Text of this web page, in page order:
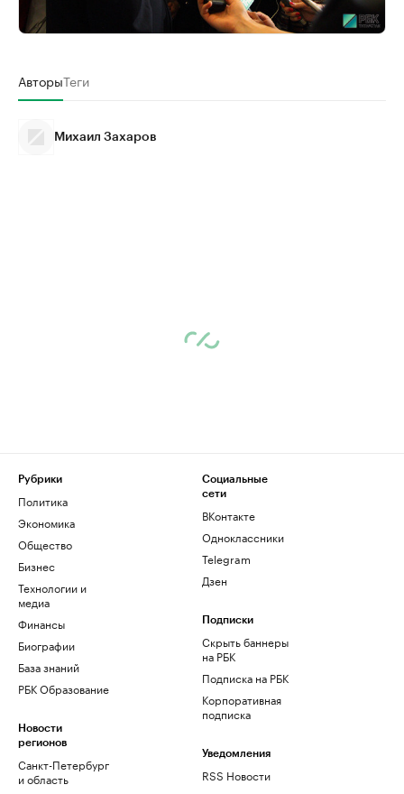
АвторыТеги
Михаил Захаров
Рубрики
Политика
Экономика
Общество
Бизнес
Технологии и
медиа
Финансы
Биографии
База знаний
РБК Образование
Новости
регионов
Санкт-Петербург
и область
Социальные
сети
ВКонтакте
Одноклассники
Telegram
Дзен
Подписки
Скрыть баннеры
на РБК
Подписка на РБК
Корпоративная
подписка
Уведомления
RSS Новости